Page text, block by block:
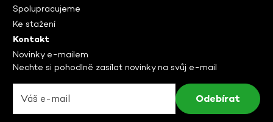
Spolupracujeme
Ke stažení
Kontakt
Novinky e-mailem
Nechte si pohodlně zasílat novinky na svůj e-mail